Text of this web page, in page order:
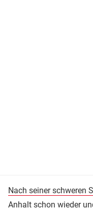
Nach seiner schweren
Anhalt schon wieder